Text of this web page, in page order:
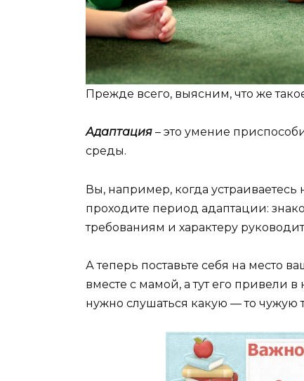
Прежде всего, выясним, что же
Адаптация – это умение
среды.
Вы, например, когда устраиваетесь
проходите период адаптации:
требованиям и характеру
А теперь поставьте себя на место
вместе с мамой, а тут его привели
нужно слушаться какую — то чужую